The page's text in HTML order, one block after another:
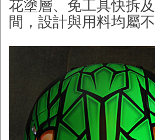
花塗層、免工具快拆
間，設計與用料均屬不